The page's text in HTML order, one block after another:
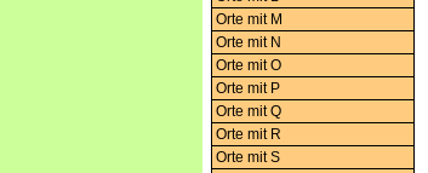
Orte mit M
Orte mit N
Orte mit O
Orte mit P
Orte mit Q
Orte mit R
Orte mit S